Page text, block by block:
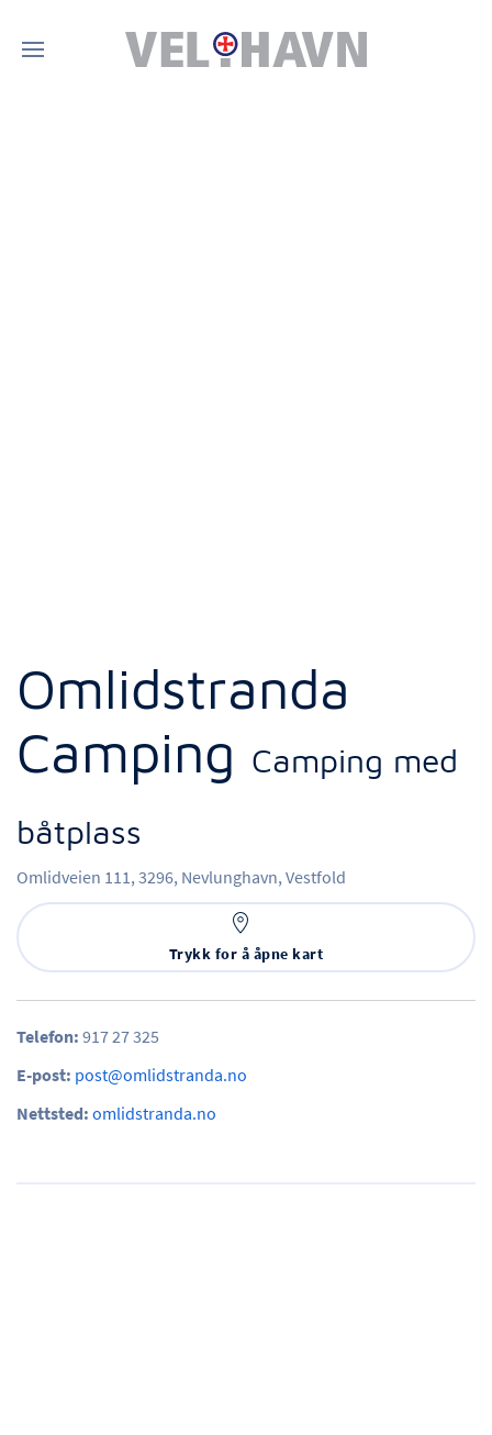
Omlidstranda
Camping Camping med
båtplass
Omlidveien 111, 3296, Nevlunghavn, Vestfold
Trykk for å åpne kart
Telefon: 917 27 325
E-post: post@omlidstranda.no
Nettsted: omlidstranda.no